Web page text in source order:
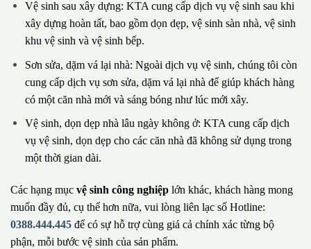
Vệ sinh sau xây dựng: KTA cung cấp dịch vụ vệ sinh sau khi
xây dựng hoàn tất, bao gồm dọn dẹp, vệ sinh sàn nhà, vệ sinh
khu vệ sinh và vệ sinh bếp.
Sơn sửa, dặm vá lại nhà: Ngoài dịch vụ vệ sinh, chúng tôi còn
cung cấp dịch vụ sơn sửa, dặm vá lại nhà để giúp khách hàng
có một căn nhà mới và sáng bóng như lúc mới xây.
Vệ sinh, dọn dẹp nhà lâu ngày không ở: KTA cung cấp dịch
vụ vệ sinh, dọn dẹp cho các căn nhà đã không sử dụng trong
một thời gian dài.
Các hạng mục vệ sinh công nghiệp lớn khác, khách hàng mong
muốn đầy đủ, cụ thể hơn nữa, vui lòng liên lạc số Hotline:
0388.444.445 để có sự hỗ trợ cùng giá cả chính xác từng bộ
phận, mỗi bước vệ sinh của sản phẩm.